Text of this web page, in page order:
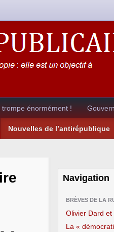
énormément !
Nouvelles de l’antirépublique
Navigation
BRÈVES DE LA
Olivier Dard et
La «